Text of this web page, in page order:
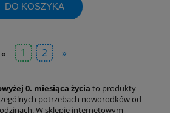
DO KOSZYKA
« 1 2 »
0. miesiąca życia to produkty
potrzebach noworodków od
W sklepie internetowym